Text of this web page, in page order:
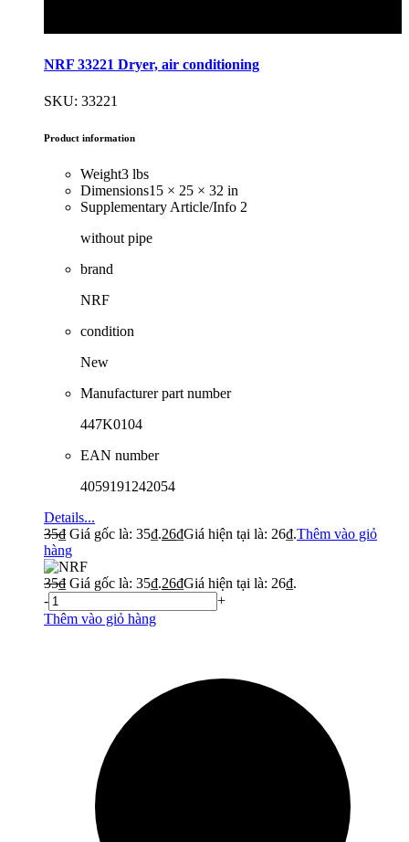
NRF 33221 Dryer, air conditioning
SKU: 33221
Product information
Weight3 lbs
Dimensions15 × 25 × 32 in
Supplementary Article/Info 2
without pipe
brand
NRF
condition
New
Manufacturer part number
447K0104
EAN number
4059191242054
Details...
35₫ Giá gốc là: 35₫.26₫Giá hiện tại là: 26₫.Thêm vào giỏ
hàng
35₫ Giá gốc là: 35₫.26₫Giá hiện tại là: 26₫.
-
+
Thêm vào giỏ hàng